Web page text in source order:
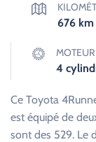
676 km
4
Ce Toyota
est équipé de
sont des 529. Le